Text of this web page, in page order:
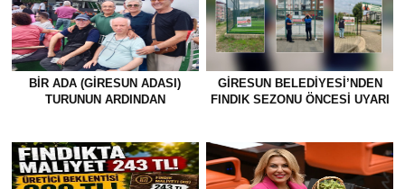
BİR ADA (GİRESUN ADASI)
TURUNUN ARDINDAN
GİRESUN BELEDİYESİ’NDEN
FINDIK SEZONU ÖNCESİ UYARI